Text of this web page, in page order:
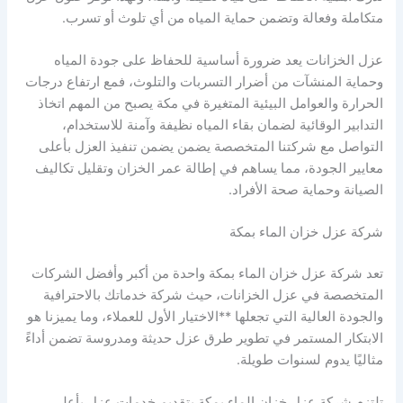
متكاملة وفعالة وتضمن حماية المياه من أي تلوث أو تسرب.
عزل الخزانات يعد ضرورة أساسية للحفاظ على جودة المياه
وحماية المنشآت من أضرار التسربات والتلوث، فمع ارتفاع درجات
الحرارة والعوامل البيئية المتغيرة في مكة يصبح من المهم اتخاذ
التدابير الوقائية لضمان بقاء المياه نظيفة وآمنة للاستخدام،
التواصل مع شركتنا المتخصصة يضمن يضمن تنفيذ العزل بأعلى
معايير الجودة، مما يساهم في إطالة عمر الخزان وتقليل تكاليف
الصيانة وحماية صحة الأفراد.
شركة عزل خزان الماء بمكة
تعد شركة عزل خزان الماء بمكة واحدة من أكبر وأفضل الشركات
المتخصصة في عزل الخزانات، حيث شركة خدماتك بالاحترافية
والجودة العالية التي تجعلها **الاختيار الأول للعملاء، وما يميزنا هو
الابتكار المستمر في تطوير طرق عزل حديثة ومدروسة تضمن أداءً
مثاليًا يدوم لسنوات طويلة.